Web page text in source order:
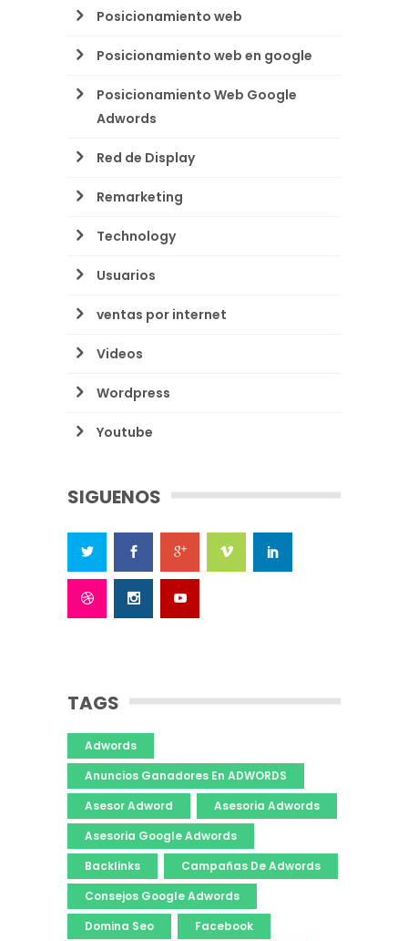
Posicionamiento web
Posicionamiento web en google
Posicionamiento Web Google
Adwords
Red de Display
Remarketing
Technology
Usuarios
ventas por internet
Videos
Wordpress
Youtube
SIGUENOS
TAGS
Adwords
Anuncios Ganadores En ADWORDS
Asesor Adword
Asesoria Adwords
Asesoria Google Adwords
Backlinks
Campañas De Adwords
Consejos Google Adwords
Domina Seo
Facebook